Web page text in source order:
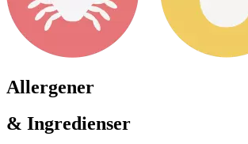
Allergener
& Ingredienser